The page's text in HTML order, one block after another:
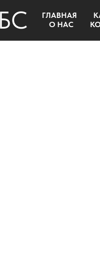
ГЛАВНАЯ
О НАС